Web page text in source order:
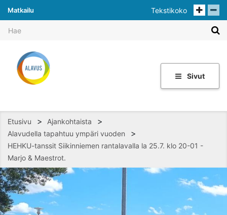
Matkailu Tekstikoko
Sivut
Etusivu > Ajankohtaista >
Alavudella tapahtuu ympäri vuoden >
HEHKU-tanssit Siikinniemen rantalavalla la 25.7. klo 20-01 -
Marjo & Maestrot.